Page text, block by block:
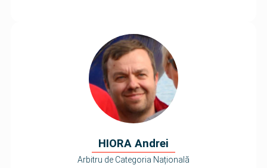
HIORA Andrei
Arbitru de Categoria Națională